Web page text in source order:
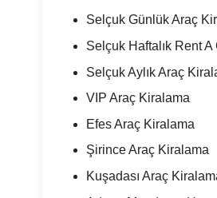
Selçuk Günlük Araç
Selçuk Haftalık Rent A
Selçuk Aylık Araç
VIP Araç Kiralama
Efes Araç Kiralama
Şirince Araç Kiralama
Kuşadası Araç